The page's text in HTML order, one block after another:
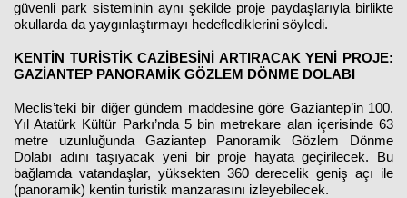
güvenli park sisteminin aynı şekilde proje paydaşlarıyla birlikte
okullarda da yaygınlaştırmayı hedeflediklerini söyledi.
KENTİN TURİSTİK CAZİBESİNİ ARTIRACAK YENİ PROJE:
GAZİANTEP PANORAMİK GÖZLEM DÖNME DOLABI
Meclis’teki bir diğer gündem maddesine göre Gaziantep’in 100.
Yıl Atatürk Kültür Parkı’nda 5 bin metrekare alan içerisinde 63
metre uzunluğunda Gaziantep Panoramik Gözlem Dönme
Dolabı adını taşıyacak yeni bir proje hayata geçirilecek. Bu
bağlamda vatandaşlar, yüksekten 360 derecelik geniş açı ile
(panoramik) kentin turistik manzarasını izleyebilecek.